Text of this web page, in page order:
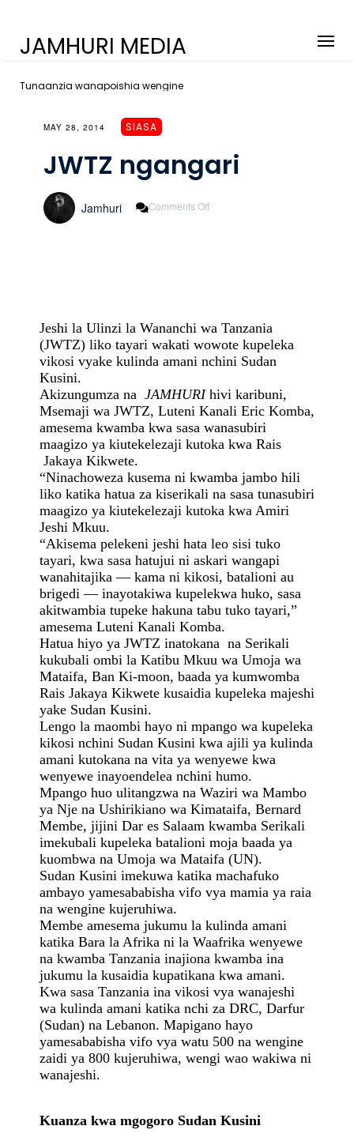
JAMHURI MEDIA
Tunaanzia wanapoishia wengine
MAY 28, 2014 SIASA
JWTZ ngangari
Jamhuri Comments Off
Jeshi la Ulinzi la Wananchi wa Tanzania
(JWTZ) liko tayari wakati wowote kupeleka
vikosi vyake kulinda amani nchini Sudan
Kusini.
Akizungumza na JAMHURIhivi karibuni,
Msemaji wa JWTZ, Luteni Kanali Eric Komba,
amesema kwamba kwa sasa wanasubiri
maagizo ya kiutekelezaji kutoka kwa Rais
Jakaya Kikwete.
“Ninachoweza kusema ni kwamba jambo hili
liko katika hatua za kiserikali na sasa tunasubiri
maagizo ya kiutekelezaji kutoka kwa Amiri
Jeshi Mkuu.
“Akisema pelekeni jeshi hata leo sisi tuko
tayari, kwa sasa hatujui ni askari wangapi
wanahitajika — kama ni kikosi, batalioni au
brigedi — inayotakiwa kupelekwa huko, sasa
akitwambia tupeke hakuna tabu tuko tayari,”
amesema Luteni Kanali Komba.
Hatua hiyo ya JWTZ inatokana na Serikali
kukubali ombi la Katibu Mkuu wa Umoja wa
Mataifa, Ban Ki-moon, baada ya kumwomba
Rais Jakaya Kikwete kusaidia kupeleka majeshi
yake Sudan Kusini.
Lengo la maombi hayo ni mpango wa kupeleka
kikosi nchini Sudan Kusini kwa ajili ya kulinda
amani kutokana na vita ya wenyewe kwa
wenyewe inayoendelea nchini humo.
Mpango huo ulitangzwa na Waziri wa Mambo
ya Nje na Ushirikiano wa Kimataifa, Bernard
Membe, jijini Dar es Salaam kwamba Serikali
imekubali kupeleka batalioni moja baada ya
kuombwa na Umoja wa Mataifa (UN).
Sudan Kusini imekuwa katika machafuko
ambayo yamesababisha vifo vya mamia ya raia
na wengine kujeruhiwa.
Membe amesema jukumu la kulinda amani
katika Bara la Afrika ni la Waafrika wenyewe
na kwamba Tanzania inajiona kwamba ina
jukumu la kusaidia kupatikana kwa amani.
Kwa sasa Tanzania ina vikosi vya wanajeshi
wa kulinda amani katika nchi za DRC, Darfur
(Sudan) na Lebanon. Mapigano hayo
yamesababisha vifo vya watu 500 na wengine
zaidi ya 800 kujeruhiwa, wengi wao wakiwa ni
wanajeshi.
Kuanza kwa mgogoro Sudan Kusini